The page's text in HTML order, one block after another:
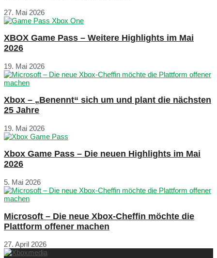
27. Mai 2026
XBOX Game Pass – Weitere Highlights im Mai
2026
19. Mai 2026
Xbox – „Benennt“ sich um und plant die nächsten
25 Jahre
19. Mai 2026
Xbox Game Pass – Die neuen Highlights im Mai
2026
5. Mai 2026
Microsoft – Die neue Xbox-Cheffin möchte die
Plattform offener machen
27. April 2026